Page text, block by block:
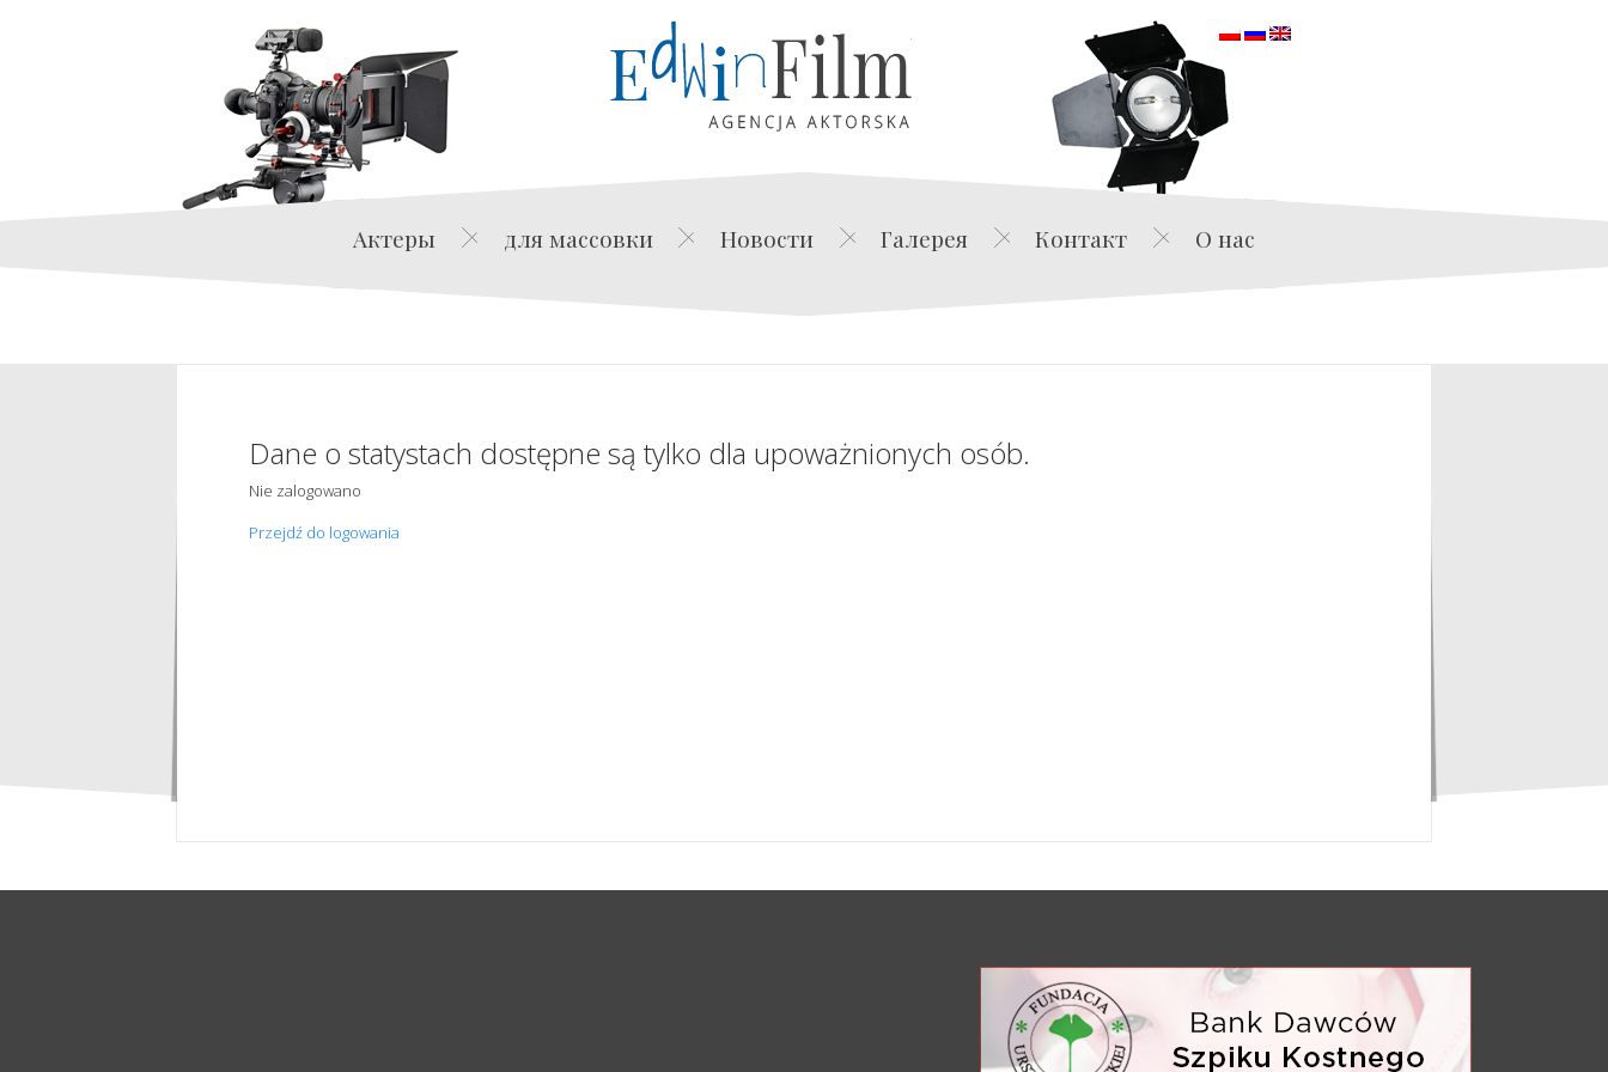
Edwin Film Agencja Aktorska
Актеры для массовки Новости Галерея Контакт О нас
Dane o statystach dostępne są tylko dla upoważnionych osób.
Nie zalogowano
Przejdź do logowania